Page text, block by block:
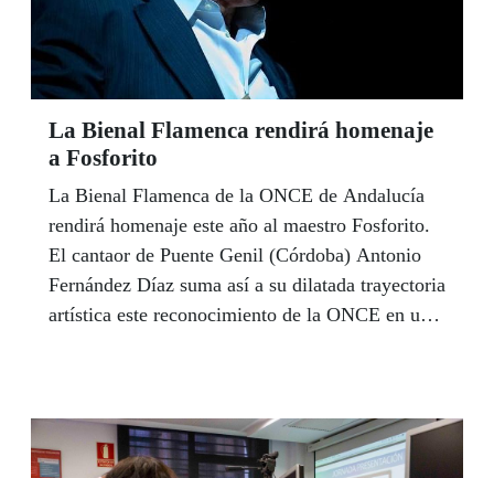
La Bienal Flamenca rendirá homenaje
a Fosforito
La Bienal Flamenca de la ONCE de Andalucía
rendirá homenaje este año al maestro Fosforito.
El cantaor de Puente Genil (Córdoba) Antonio
Fernández Díaz suma así a su dilatada trayectoria
artística este reconocimiento de la ONCE en una
guitarrista malagueño Sergio Molido, como
artista con discapacidad. La entrega de premios,